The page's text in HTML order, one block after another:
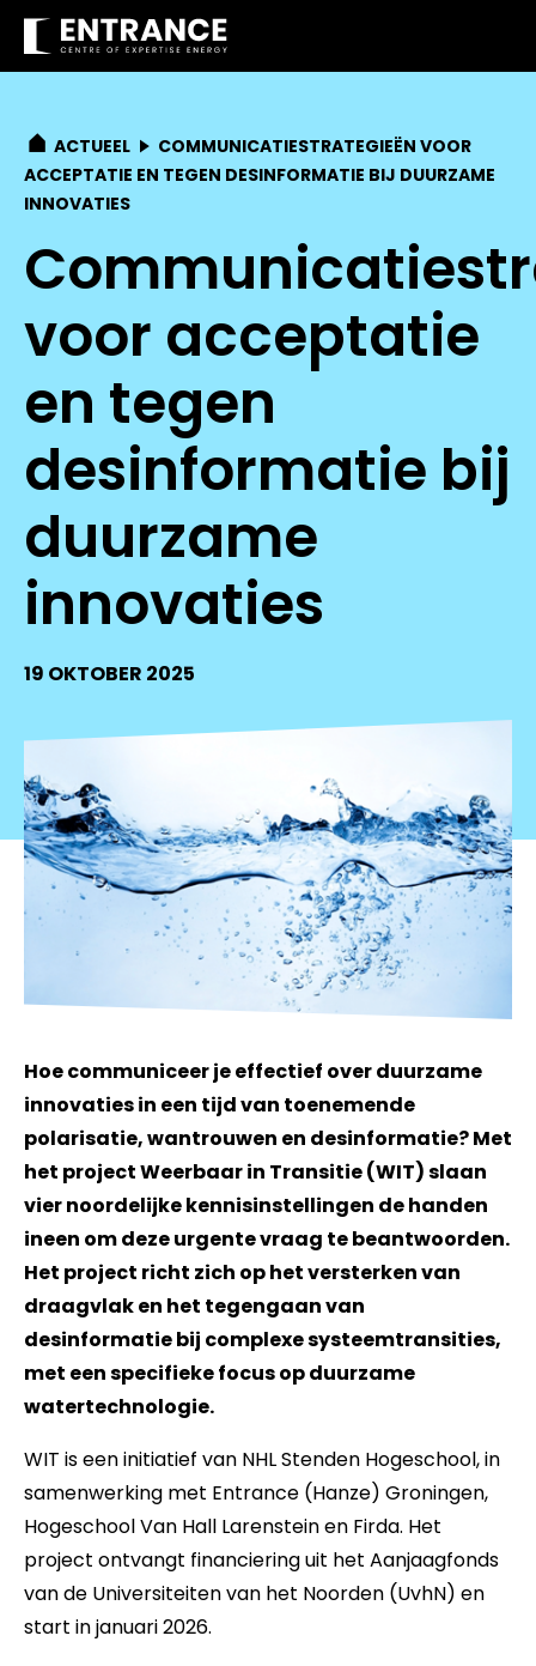
ACTUEEL
COMMUNICATIESTRATEGIEËN VOOR
ACCEPTATIE EN TEGEN DESINFORMATIE BIJ DUURZAME
INNOVATIES
voor acceptatie
en tegen
desinformatie bij
duurzame
innovaties
19 OKTOBER 2025
Hoe communiceer je effectief over duurzame
innovaties in een tijd van toenemende
polarisatie, wantrouwen en desinformatie? Met
het project Weerbaar in Transitie (WIT) slaan
vier noordelijke kennisinstellingen de handen
ineen om deze urgente vraag te beantwoorden.
Het project richt zich op het versterken van
draagvlak en het tegengaan van
desinformatie bij complexe systeemtransities,
met een specifieke focus op duurzame
watertechnologie.
WIT is een initiatief van NHL Stenden Hogeschool, in
samenwerking met Entrance (Hanze) Groningen,
Hogeschool Van Hall Larenstein en Firda. Het
project ontvangt financiering uit het Aanjaagfonds
van de Universiteiten van het Noorden (UvhN) en
start in januari 2026.